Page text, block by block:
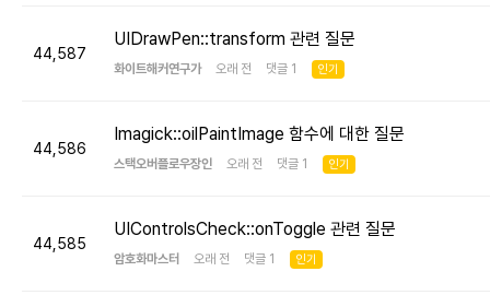
44,587
UIDrawPen::transform 관련 질문
화이트해커연구가 오래 전 댓글 1 인기
44,586
Imagick::oilPaintImage 함수에 대한 질문
스택오버플로우장인 오래 전 댓글 1 인기
44,585
UIControlsCheck::onToggle 관련 질문
암호화마스터 오래 전 댓글 1 인기